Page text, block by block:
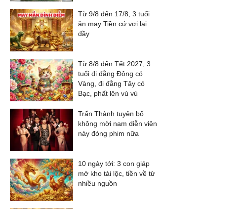
Từ 9/8 đến 17/8, 3 tuổi
ăn may Tiền cứ vơi lại
đầy
Từ 8/8 đến Tết 2027, 3
tuổi đi đằng Đông có
Vàng, đi đằng Tây có
Bạc, phất lên vù vù
Trấn Thành tuyên bố
không mời nam diễn viên
này đóng phim nữa
10 ngày tới: 3 con giáp
mở kho tài lộc, tiền về từ
nhiều nguồn